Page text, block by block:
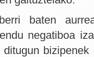
baten
negatiboa
bizipenek